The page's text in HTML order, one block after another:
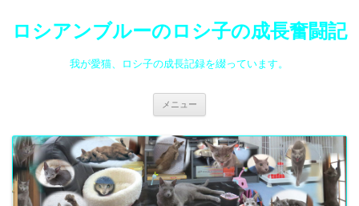
ロシアンブルーのロシ子の成長奮闘記
我が愛猫、ロシ子の成長記録を綴っています。
メニュー
ツ
へ
ス
キ
ッ
プ